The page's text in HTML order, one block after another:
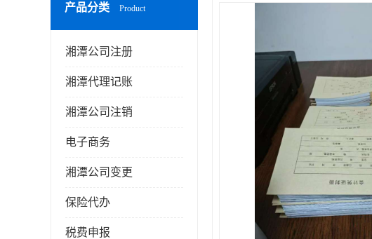
产品分类 Product
湘潭公司注册
湘潭代理记账
湘潭公司注销
电子商务
湘潭公司变更
保险代办
税费申报